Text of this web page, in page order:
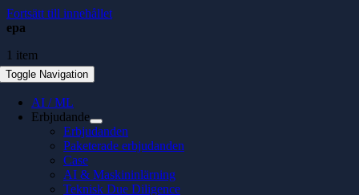
Fortsätt till innehållet
Toggle Navigation
AI / ML
Erbjudande
Erbjudanden
Paketerade erbjudanden
Case
AI & Maskininlärning
Teknisk Due Diligence
epa
1 item